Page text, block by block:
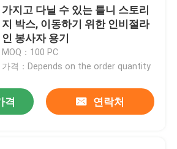
가지고 다닐 수 있는 틀니 스토리
지 박스, 이동하기 위한 인비절라
인 봉사자 용기
MOQ：100 PC
가격：Depends on the order quantity
격 연락처